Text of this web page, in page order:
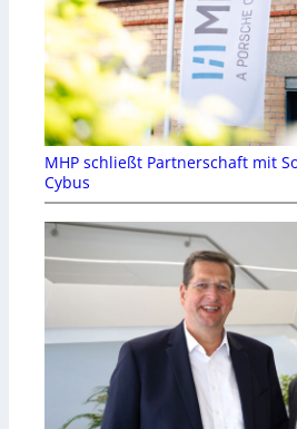
MHP schließt Partnerschaft mit
Cybus